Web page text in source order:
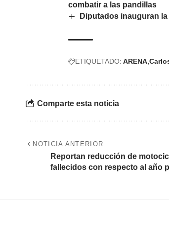
combatir a las pandillas
Diputados inauguran
ETIQUETADO: ARENA
Comparte esta noticia
NOTICIA ANTERIOR
Reportan reducción de
fallecidos con respecto al año